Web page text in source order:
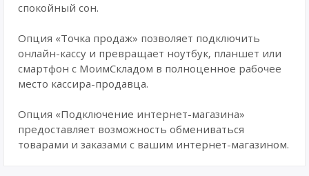
спокойный сон.
Опция «Точка продаж» позволяет подключить
онлайн-кассу и превращает ноутбук, планшет или
смартфон с МоимСкладом в полноценное рабочее
место кассира-продавца.
Опция «Подключение интернет-магазина»
предоставляет возможность обмениваться
товарами и заказами с вашим интернет-магазином.